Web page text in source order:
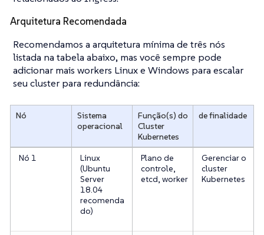
Arquitetura Recomendada
Recomendamos a arquitetura mínima de três nós
listada na tabela abaixo, mas você sempre pode
adicionar mais workers Linux e Windows para escalar
seu cluster para redundância:
Nó
Sistema
operacional
Função(s) do
Cluster
Kubernetes
de finalidade
Nó 1
Linux
(Ubuntu
Server
18.04
recomenda
do)
Plano de
controle,
etcd, worker
Gerenciar o
cluster
Kubernetes